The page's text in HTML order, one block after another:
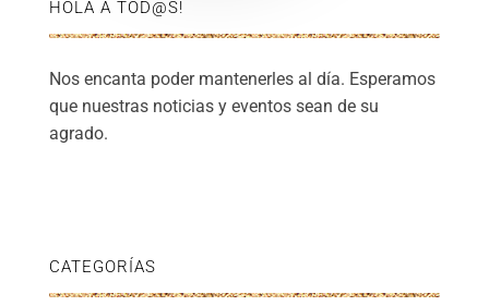
HOLA A TOD@S!
Nos encanta poder mantenerles al día. Esperamos
que nuestras noticias y eventos sean de su
agrado.
CATEGORÍAS